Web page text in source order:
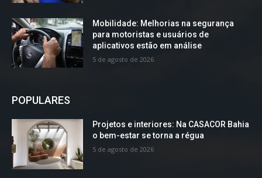
Mobilidade: Melhorias na segurança
para motoristas e usuários de
aplicativos estão em análise
5 de agosto de 2026
POPULARES
Projetos e interiores: Na CASACOR Bahia
o bem-estar se torna a régua
5 de agosto de 2026